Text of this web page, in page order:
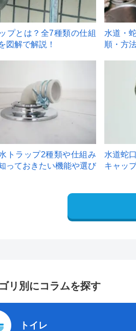
プとは？全7種類の仕組
図解で解説！
水道・
順・方
トラップ2種類や仕組み
っておきたい機能や選び
水道蛇
キャッ
リ別にコラムを探す
トイレ